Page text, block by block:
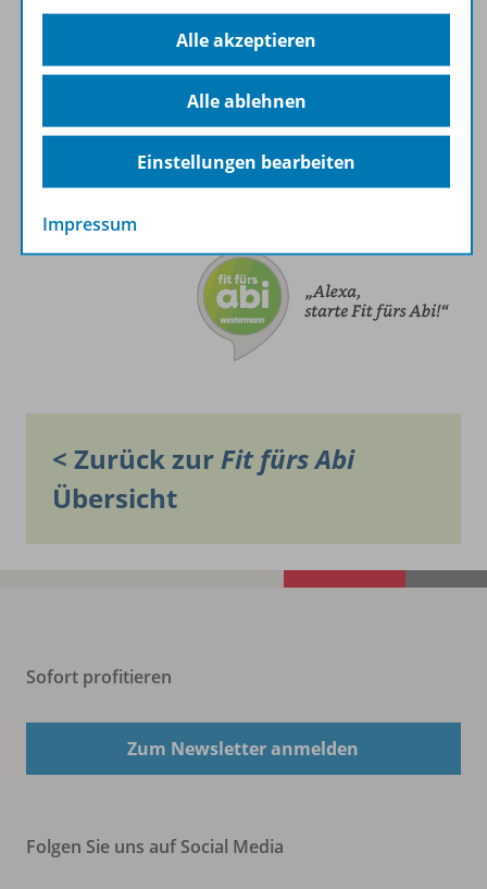
Zugangsdaten bei Amazon einloggen - und schon
< Zurück zurFit fürs Abi
Übersicht
Sofort profitieren
Zum Newsletter anmelden
Folgen Sie uns auf Social Media
Alle akzeptieren
Alle ablehnen
Einstellungen bearbeiten
Impressum